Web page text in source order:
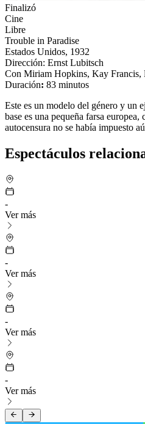
Finalizó
Cine
Libre
Trouble in Paradise
Estados Unidos, 1932
Dirección: Ernst Lubitsch
Con Miriam Hopkins, Kay Francis,
Duración: 83 minutos
Este es un modelo del género y un
base es una pequeña farsa
autocensura no se había impuesto
Espectáculos
-
Ver más
-
Ver más
-
Ver más
-
Ver más